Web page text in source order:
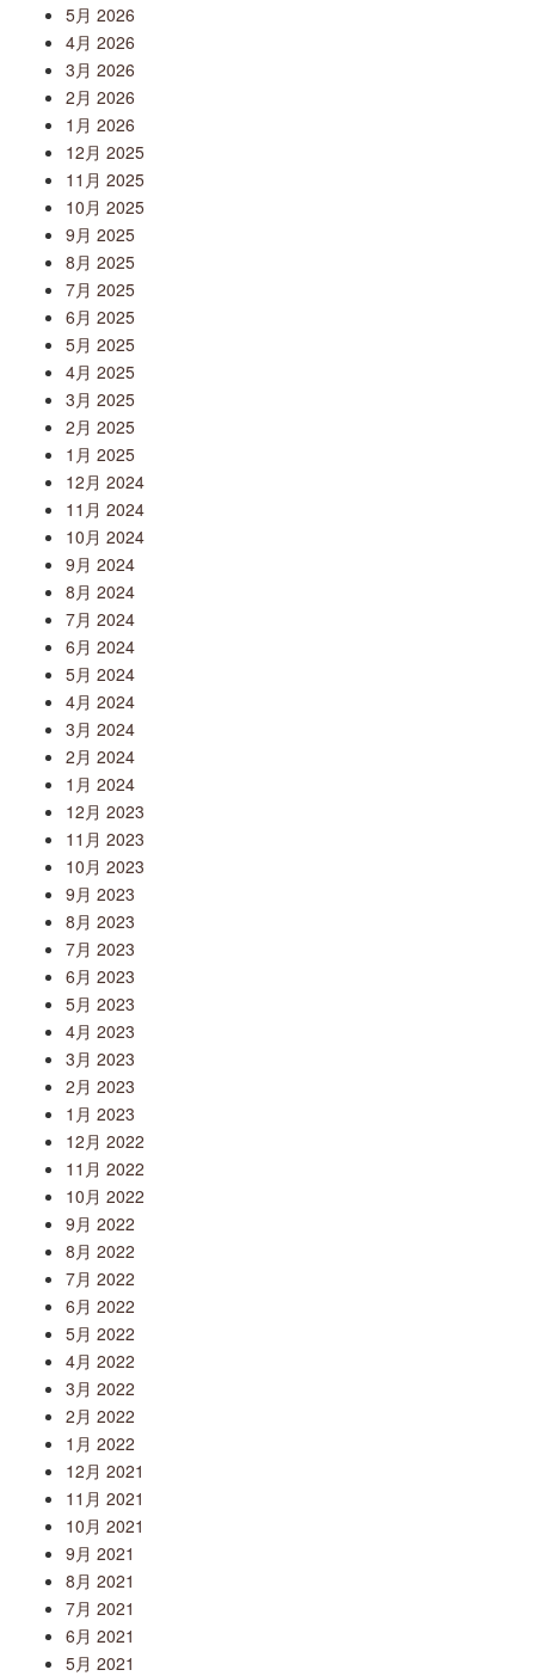
5月 2026
4月 2026
3月 2026
2月 2026
1月 2026
12月 2025
11月 2025
10月 2025
9月 2025
8月 2025
7月 2025
6月 2025
5月 2025
4月 2025
3月 2025
2月 2025
1月 2025
12月 2024
11月 2024
10月 2024
9月 2024
8月 2024
7月 2024
6月 2024
5月 2024
4月 2024
3月 2024
2月 2024
1月 2024
12月 2023
11月 2023
10月 2023
9月 2023
8月 2023
7月 2023
6月 2023
5月 2023
4月 2023
3月 2023
2月 2023
1月 2023
12月 2022
11月 2022
10月 2022
9月 2022
8月 2022
7月 2022
6月 2022
5月 2022
4月 2022
3月 2022
2月 2022
1月 2022
12月 2021
11月 2021
10月 2021
9月 2021
8月 2021
7月 2021
6月 2021
5月 2021